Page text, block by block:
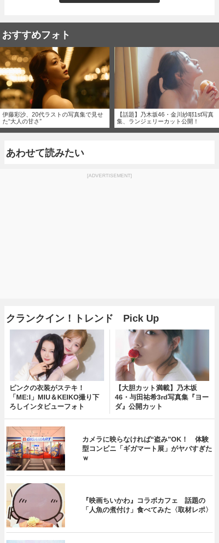
おすすめフォト
伊藤彩沙、20代ラストの写真集で見せ
た“大人の甘さ”
【話題】乃木坂46・金川紗耶1st写真
集、ランジェリーカット公開！
あわせて読みたい
[ADVERTISEMENT]
クランクイン！トレンド Pick Up
ピンクの衣装がステキ！
「ME:I」MIU＆KEIKO撮り下
ろしインタビューフォト
【大胆カット満載】乃木坂
46・与田祐希3rd写真集『ヨー
ダ』公開カット
カメラに映らなければ“盗み”OK！ 体験
型コンビニ「ギガマート展」がヤバすぎた
ｗ
『映画ちいかわ』コラボカフェ 話題の
「人魚の煮付け」食べてみた〈取材レポ〉